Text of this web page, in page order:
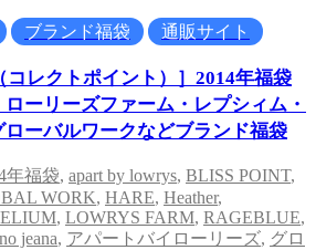
ブランド福袋 通販サイト
コレクトポイント）］2014年福袋
ーリーズファーム・レプシィム・
ーバルワークなどブランド福袋
年福袋, apart by lowrys, BLISS POINT,
WORK, HARE, Heather,
, LOWRYS FARM, RAGEBLUE,
jeana, アパートバイローリーズ, グロ